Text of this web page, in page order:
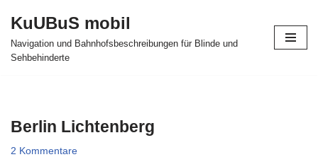
Zum
Inhalt
KuUBuS mobil
Navigation und Bahnhofsbeschreibungen für Blinde und
Sehbehinderte
Berlin Lichtenberg
2 Kommentare